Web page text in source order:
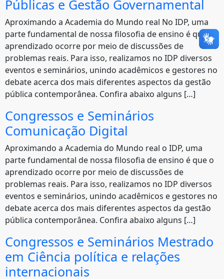
Públicas e Gestão Governamental
Aproximando a Academia do Mundo real No IDP, uma
parte fundamental de nossa filosofia de ensino é que o
aprendizado ocorre por meio de discussões de
problemas reais. Para isso, realizamos no IDP diversos
eventos e seminários, unindo acadêmicos e gestores no
debate acerca dos mais diferentes aspectos da gestão
pública contemporânea. Confira abaixo alguns […]
Congressos e Seminários
Comunicação Digital
Aproximando a Academia do Mundo real o IDP, uma
parte fundamental de nossa filosofia de ensino é que o
aprendizado ocorre por meio de discussões de
problemas reais. Para isso, realizamos no IDP diversos
eventos e seminários, unindo acadêmicos e gestores no
debate acerca dos mais diferentes aspectos da gestão
pública contemporânea. Confira abaixo alguns […]
Congressos e Seminários Mestrado
em Ciência política e relações
internacionais